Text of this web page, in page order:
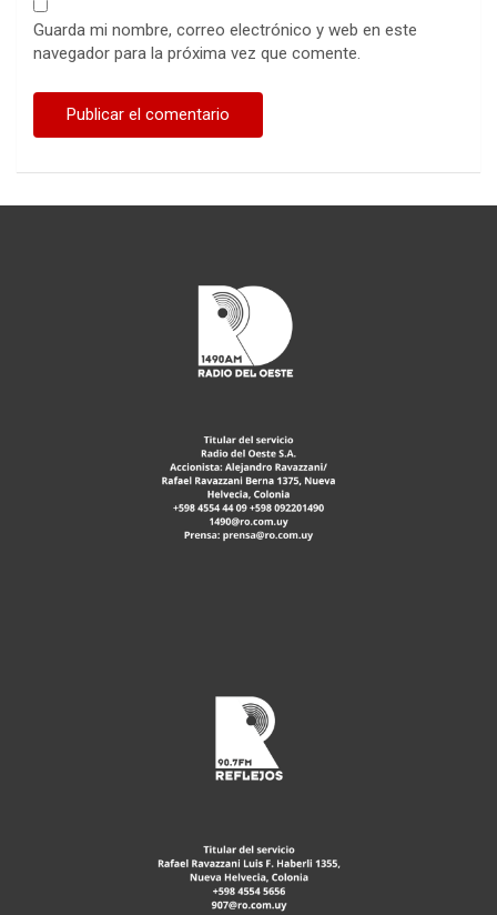
Guarda mi nombre, correo electrónico y web en este
navegador para la próxima vez que comente.